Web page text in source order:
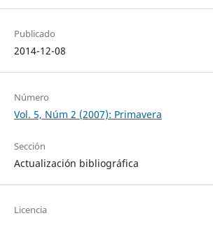
Publicado
2014-12-08
Número
Vol. 5, Núm 2 (2007): Primavera
Sección
Actualización bibliográfica
Licencia